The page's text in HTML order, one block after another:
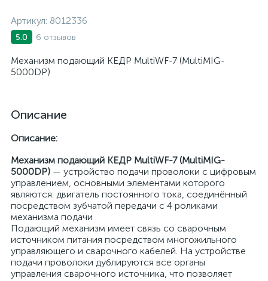
Артикул: 8012336
5.0 6 отзывов
Механизм подающий КЕДР MultiWF-7 (MultiMIG-
5000DP)
Описание
Описание:
Механизм подающий КЕДР MultiWF-7 (MultiMIG-
5000DP) — устройство подачи проволоки с цифровым
управлением, основными элементами которого
являются: двигатель постоянного тока, соединённый
посредством зубчатой передачи с 4 роликами
механизма подачи
Подающий механизм имеет связь со сварочным
источником питания посредством многожильного
управляющего и сварочного кабелей. На устройстве
подачи проволоки дублируются все органы
управления сварочного источника, что позволяет